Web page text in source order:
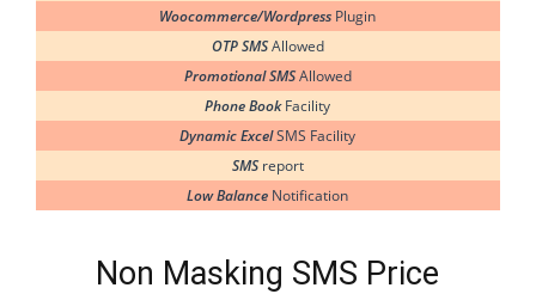
Woocommerce/Wordpress Plugin
OTP SMSAllowed
Promotional SMSAllowed
Phone BookFacility
Dynamic ExcelSMS Facility
SMSreport
Low Balance Notification
Phone Book
Facility
Dynamic Excel
SMS Facility
SMS
Report
Low Balance
Notification
1000 SMS
per second delivery speed
Non Masking SMS Price
Masking / Brand SMS Price